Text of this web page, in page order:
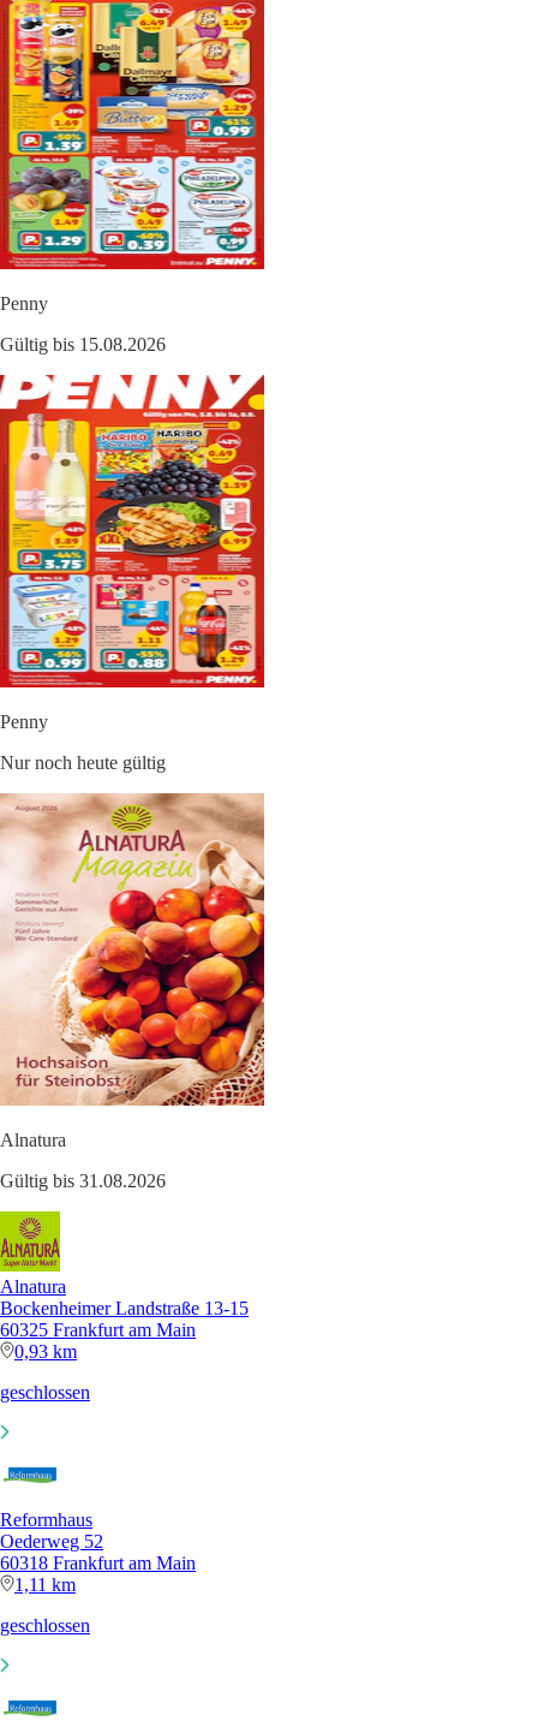
Penny
Gültig bis 15.08.2026
Penny
Nur noch heute gültig
Alnatura
Gültig bis 31.08.2026
Alnatura
Bockenheimer Landstraße 13-15
60325 Frankfurt am Main
0,93 km
geschlossen
Reformhaus
Oederweg 52
60318 Frankfurt am Main
1,11 km
geschlossen